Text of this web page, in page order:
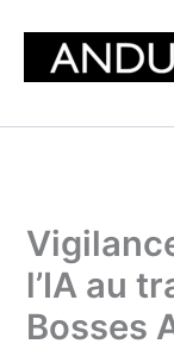
content
l’IA au
Bosses